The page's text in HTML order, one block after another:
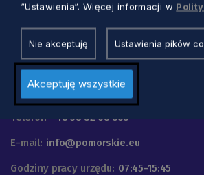
Urząd Marszałkowski
Województwa Pomorskiego
Telefon +48 58 32 68 555
E-mail: info@pomorskie.eu
Godziny pracy urzędu: 07:45-15:45
“Ustawienia“. Więcej informacji w
Nie akceptuję Ustawienia pików
Akceptuję wszystkie